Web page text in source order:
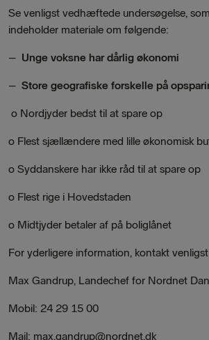
Se venligst vedhæftede undersøgelse,
indeholder materiale om følgende:
– Unge voksne har dårlig økonomi
– Store geografiske forskelle på
o Nordjyder bedst til at spare op
o Flest sjællændere med lille økonomisk
o Syddanskere har ikke råd til at spare op
o Flest rige i Hovedstaden
o Midtjyder betaler af på boliglånet
For yderligere information, kontakt venligst
Max Gandrup, Landechef for Nordnet
Mobil: 24 29 15 00
Mail: max.gandrup@nordnet.dk